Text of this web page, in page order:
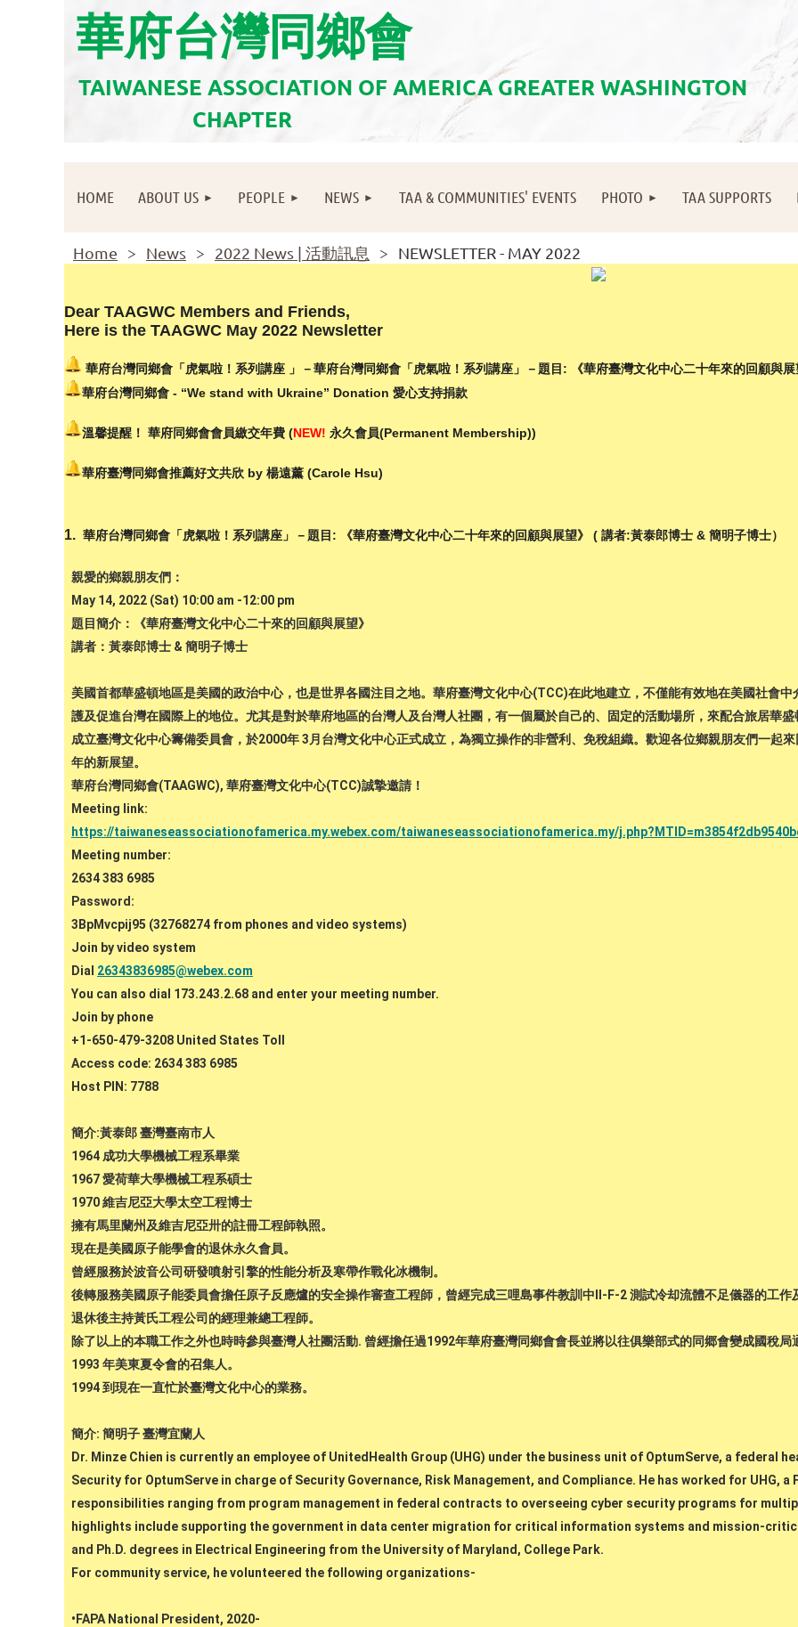
華府台灣同鄉會
TAIWANESE ASSOCIATION OF AMERICA GREATER WASHINGTON
CHAPTER
HOME ABOUT US PEOPLE NEWS TAA & COMMUNITIES' EVENTS PHOTO TAA SUPPORTS
≡
Home News 2022 News | 活動訊息 NEWSLETTER - MAY 2022
Dear TAAGWC Members and Friends,
Here is the TAAGWC May 2022 Newsletter
華府台灣同鄉會「虎氣啦！系列講座 」－華府台灣同鄉會「虎氣啦！系列講座」－題目:
《華府臺灣文化中心二十年來的回顧與
華府台灣同鄉會 - “We stand with Ukraine” Donation 愛心支持捐款
溫馨提醒！ 華府同鄉會會員繳交年費 (NEW! 永久會員(Permanent Membership))
華府臺灣同鄉會推薦好文共欣 by 楊遠薰 (Carole Hsu)
1. 華府台灣同鄉會「虎氣啦！系列講座」－ 題目: 《華府臺灣文化中心二十年來的回顧與展望》 ( 講者:黃泰郎博士 & 簡明子博士）
親愛的鄉親朋友們：
May 14, 2022 (Sat) 10:00 am -12:00 pm
題目簡介：《華府臺灣文化中心二十來的回顧與展望》
講者：黃泰郎博士 & 簡明子博士
美國首都華盛頓地區是美國的政治中心，也是世界各國注目之地。華府臺灣文化中心(TCC)在此地建立，不僅能有效地在美國社會
護及促進台灣在國際上的地位。尤其是對於華府地區的台灣人及台灣人社團，有一個屬於自己的、固定的活動場所，來配合旅居華
成立臺灣文化中心籌備委員會，於2000年 3月台灣文化中心正式成立，為獨立操作的非營利、免稅組織。歡迎各位鄉親朋友們一起
年的新展望。
華府台灣同鄉會(TAAGWC), 華府臺灣文化中心(TCC)誠摯邀請！
Meeting link:
https://taiwaneseassociationofamerica.my.webex.com/taiwaneseassociationofamerica.my/
Meeting number:
2634 383 6985
Password:
3BpMvcpij95 (32768274 from phones and video systems)
Join by video system
Dial 26343836985@webex.com
You can also dial 173.243.2.68 and enter your meeting number.
Join by phone
+1-650-479-3208 United States Toll
Access code: 2634 383 6985
Host PIN: 7788
簡介:黃泰郎 臺灣臺南市人
1964 成功大學機械工程系畢業
1967 愛荷華大學機械工程系碩士
1970 維吉尼亞大學太空工程博士
擁有馬里蘭州及維吉尼亞卅的註冊工程師執照。
現在是美國原子能學會的退休永久會員。
曾經服務於波音公司研發噴射引擎的性能分析及寒帶作戰化冰機制。
後轉服務美國原子能委員會擔任原子反應爐的安全操作審查工程師，曾經完成三哩島事件教訓中II-F-2 測試冷却流體不足儀器的工作
退休後主持黃氏工程公司的經理兼總工程師。
除了以上的本職工作之外也時時參與臺灣人社團活動. 曾經擔任過1992年華府臺灣同鄉會會長並將以往俱樂部式的同郷會變成國稅局
1993 年美東夏令會的召集人。
1994 到現在一直忙於臺灣文化中心的業務。
簡介: 簡明子 臺灣宜蘭人
Dr. Minze Chien is currently an employee of UnitedHealth Group (UHG) under the business unit of OptumServe, a federal
Security for OptumServe in charge of Security Governance, Risk Management, and Compliance. He has worked for UHG, a
responsibilities ranging from program management in federal contracts to overseeing cyber security programs for
highlights include supporting the government in data center migration for critical information systems and mission-
and Ph.D. degrees in Electrical Engineering from the University of Maryland, College Park.
For community service, he volunteered the following organizations-
•FAPA National President, 2020-